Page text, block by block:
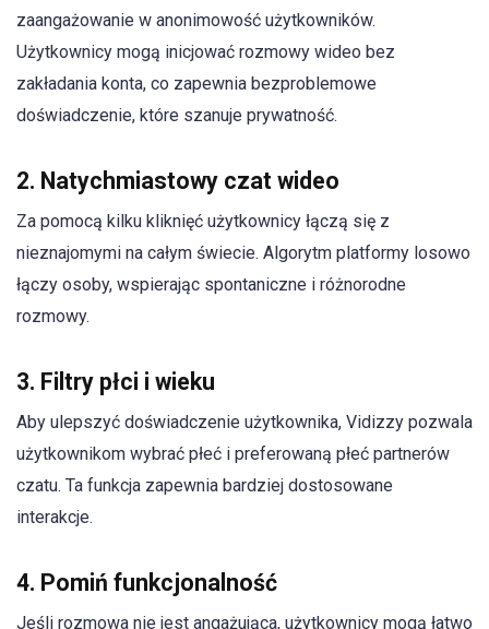
zaangażowanie w anonimowość użytkowników.
Użytkownicy mogą inicjować rozmowy wideo bez
zakładania konta, co zapewnia bezproblemowe
doświadczenie, które szanuje prywatność.
2. Natychmiastowy czat wideo
Za pomocą kilku kliknięć użytkownicy łączą się z
nieznajomymi na całym świecie. Algorytm platformy losowo
łączy osoby, wspierając spontaniczne i różnorodne
rozmowy.
3. Filtry płci i wieku
Aby ulepszyć doświadczenie użytkownika, Vidizzy pozwala
użytkownikom wybrać płeć i preferowaną płeć partnerów
czatu. Ta funkcja zapewnia bardziej dostosowane
interakcje.
4. Pomiń funkcjonalność
Jeśli rozmowa nie jest angażująca, użytkownicy mogą łatwo